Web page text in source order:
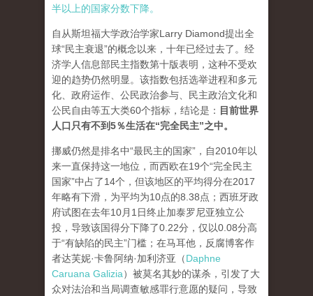
半以上的国家分数下降。
自从斯坦福大学政治学家Larry Diamond提出全
球“民主衰退”的概念以来，十年已经过去了。经
济学人信息部民主指数第十版表明，这种不受欢
迎的趋势仍然明显。该指数包括选举进程和多元
化、政府运作、公民政治参与、民主政治文化和
公民自由等五大类60个指标，结论是： 目前世界
人口只有不到5％生活在“完全民主”之中。
挪威仍然是排名中“最民主的国家”，自2010年以
来一直保持这一地位，而西欧在19个“完全民主
国家”中占了14个，但该地区的平均得分在2017
年略有下滑，为平均为10点的8.38点；西班牙政
府试图在去年10月1日终止加泰罗尼亚独立公
投，导致该国得分下降了0.22分，仅以0.08分高
于“有缺陷的民主”门槛；在马耳他，反腐博客作
者达芙妮·卡鲁阿纳·加利济亚（Daphne
Caruana Galizia）被莫名其妙的谋杀，引发了大
众对法治和当局调查敏感罪行意愿的疑问，导致